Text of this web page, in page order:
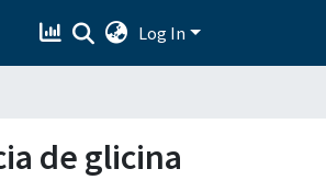
Log In
de glicina